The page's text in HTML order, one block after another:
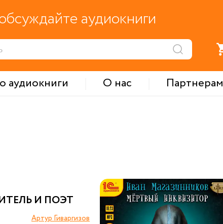
аудиокниги
аудиокниги О нас
Партнерам
И ПОЭТ
Артур Гиваргизов